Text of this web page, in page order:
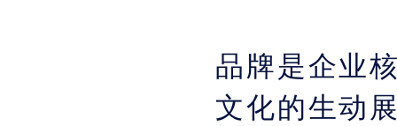
品牌是企业
文化的生动